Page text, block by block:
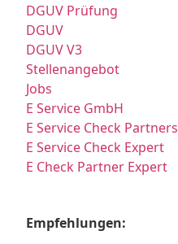
DGUV Prüfung
DGUV
DGUV V3
Stellenangebot
Jobs
E Service GmbH
E Service Check Partners
E Service Check Expert
E Check Partner Expert
Empfehlungen: